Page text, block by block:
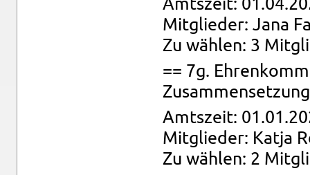
Amts­zeit:
Mit­glie­der: Jana
Zu wäh­len: 3
== 7g.
Amts­zeit:
Mit­glie­der: Katja
Zu wäh­len: 2